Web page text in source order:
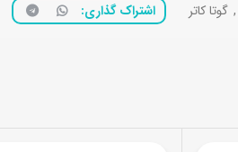
, گوتا کاتر اشتراک گذاری